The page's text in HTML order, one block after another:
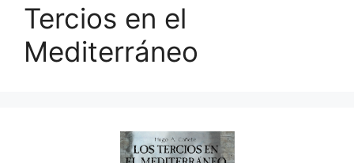
Tercios en el
Mediterráneo